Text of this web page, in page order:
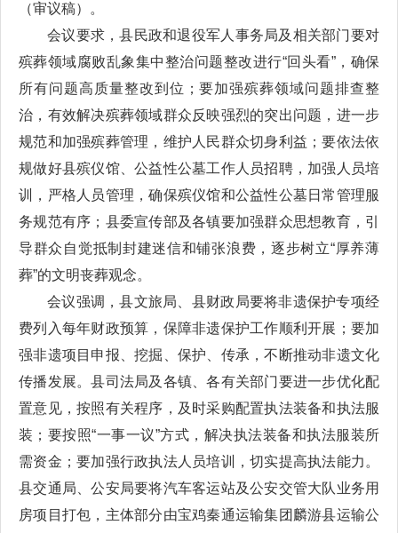
（审议稿）。
会议要求，县民政和退役军人事务局及相关部门要对
殡葬领域腐败乱象集中整治问题整改进行“回头看”，确保
所有问题高质量整改到位；要加强殡葬领域问题排查整
治，有效解决殡葬领域群众反映强烈的突出问题，进一步
规范和加强殡葬管理，维护人民群众切身利益；要依法依
规做好县殡仪馆、公益性公墓工作人员招聘，加强人员培
训，严格人员管理，确保殡仪馆和公益性公墓日常管理服
务规范有序；县委宣传部及各镇要加强群众思想教育，引
导群众自觉抵制封建迷信和铺张浪费，逐步树立“厚养薄
葬”的文明丧葬观念。
会议强调，县文旅局、县财政局要将非遗保护专项经
费列入每年财政预算，保障非遗保护工作顺利开展；要加
强非遗项目申报、挖掘、保护、传承，不断推动非遗文化
传播发展。县司法局及各镇、各有关部门要进一步优化配
置意见，按照有关程序，及时采购配置执法装备和执法服
装；要按照“一事一议”方式，解决执法装备和执法服装所
需资金；要加强行政执法人员培训，切实提高执法能力。
县交通局、公安局要将汽车客运站及公安交管大队业务用
房项目打包，主体部分由宝鸡秦通运输集团麟游县运输公